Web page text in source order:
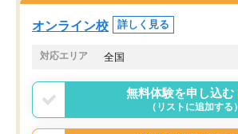
オンライン校 詳しく見る
対応エリア 全国
無料体験を申し込む
（リストに追加する）